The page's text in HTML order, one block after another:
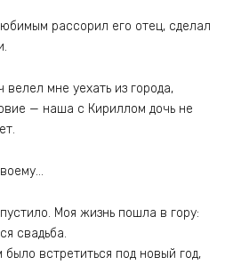
рассорил его отец, сделал
велел мне уехать из города,
— наша с Кириллом дочь не
Моя жизнь пошла в гору:
свадьба.
встретиться под новый год,